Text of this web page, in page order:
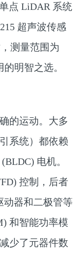
点 LiDAR 系统
超声波传感
测量范围为
明智之选。
的运动。大多
系统）都依赖
电机。
控制，后者
动器和二极管等
和智能功率模
少了元器件数